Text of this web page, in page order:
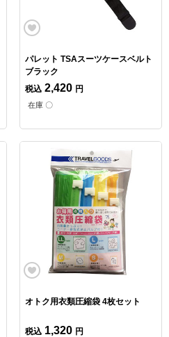
パレット TSAスーツケースベルト
ブラック
税込 2,420 円
在庫 〇
オトク用衣類圧縮袋 4枚セット
税込 1,320 円